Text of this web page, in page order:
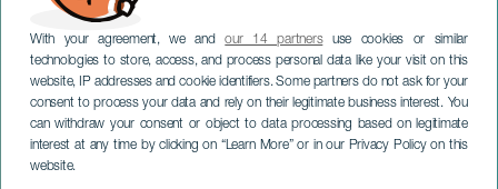
With your agreement, we andour 14 partnersuse cookies or similar
technologies to store, access, and process personal data like your visit on this
website, IP addresses and cookie identifiers. Some partners do not ask for your
consent to process your data and rely on their legitimate business interest. You
can withdraw your consent or object to data processing based on legitimate
interest at any time by clicking on “Learn More” or in our Privacy Policy on this
website.
Stars Gala Klassisches
Ballett
TENERIFE